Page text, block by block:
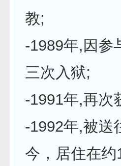
教;
-1989年,因参
三次入狱;
-1991年,再次
-1992年,被送
今，居住在